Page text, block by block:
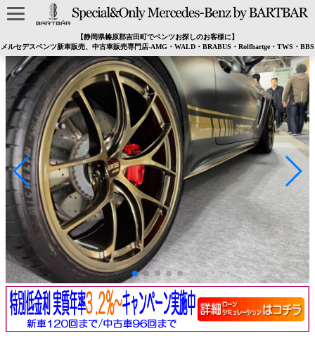
【静岡県榛原郡吉田町でベンツお探しのお客様に】
メルセデスベンツ新車販売、中古車販売専門店-AMG・WALD・BRABUS・Rolfhartge・TWS・BBS